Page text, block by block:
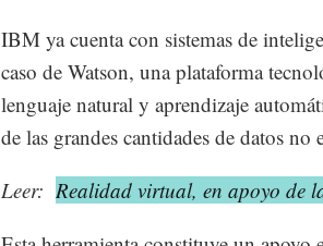
IBM ya cuenta con sistemas de
caso de Watson, una plataforma
lenguaje natural y aprendizaje
de las grandes cantidades de datos no
Leer: Realidad virtual, en apoyo de